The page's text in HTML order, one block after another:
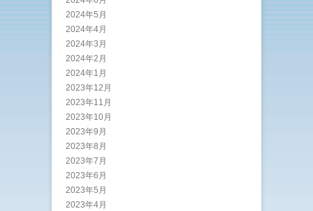
2024年5月
2024年4月
2024年3月
2024年2月
2024年1月
2023年12月
2023年11月
2023年10月
2023年9月
2023年8月
2023年7月
2023年6月
2023年5月
2023年4月